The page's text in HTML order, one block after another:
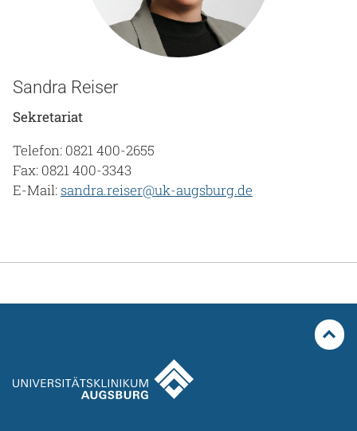
Sandra Reiser
Sekretariat
Telefon: 0821 400-2655
Fax: 0821 400-3343
E-Mail:sandra.reiser@uk-augsburg.de